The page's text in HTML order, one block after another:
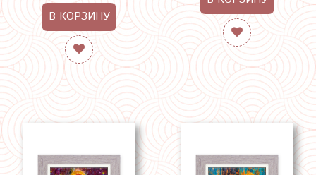
В КОРЗИНУ